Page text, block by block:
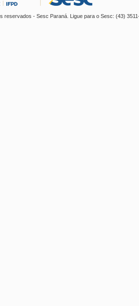
reservados - Sesc Paraná. Ligue para o Sesc: (43)